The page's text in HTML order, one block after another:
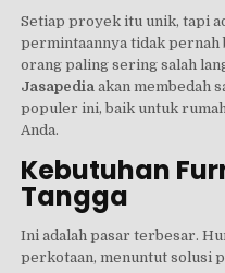
Setiap proyek itu unik, tapi
permintaannya tidak pernah
orang paling sering salah
Jasapedia akan membedah
populer ini, baik untuk
Anda.
Kebutuhan
Tangga
Ini adalah pasar terbesar.
perkotaan, menuntut solusi